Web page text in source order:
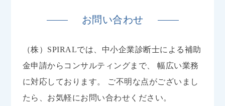
お問い合わせ
（株）SPIRALでは、中小企業診断士による補助
金申請からコンサルティングまで、
幅広い業務
に対応しております。
ご不明な点がございまし
たら、お気軽にお問い合わせください。